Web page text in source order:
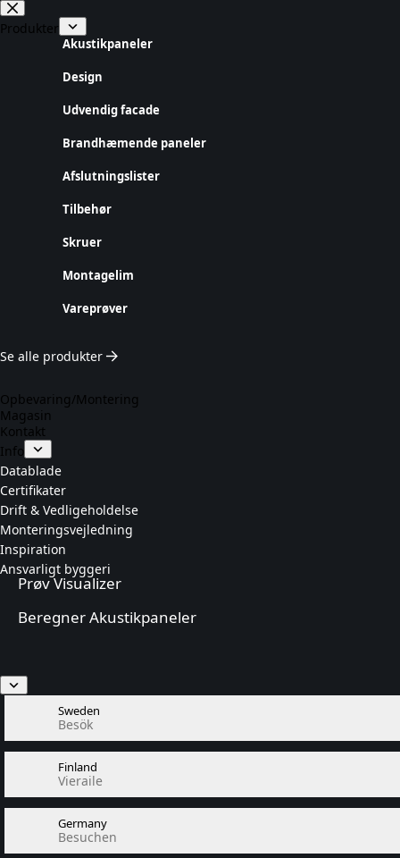
Fortsæt
til
indhold
Produkter
Akustikpaneler
Design
Udvendig facade
Brandhæmende paneler
Afslutningslister
Tilbehør
Skruer
Montagelim
Vareprøver
Se alle produkter
Opbevaring/Montering
Magasin
Kontakt
Info
Datablade
Certifikater
Drift & Vedligeholdelse
Monteringsvejledning
Inspiration
Ansvarligt byggeri
Prøv Visualizer
Beregner Akustikpaneler
Sweden
Besök
Finland
Vieraile
Germany
Besuchen